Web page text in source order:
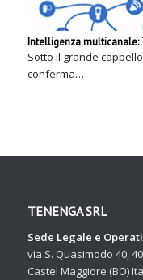
Intelligenza multicanale:
Sotto il grande
conferma…
TENENGA SRL
Sede Legale e
via S. Quasimodo 40,
Castel Maggiore (BO)